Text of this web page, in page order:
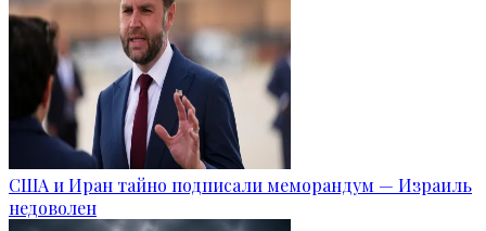
США и Иран тайно подписали меморандум — Израиль
недоволен